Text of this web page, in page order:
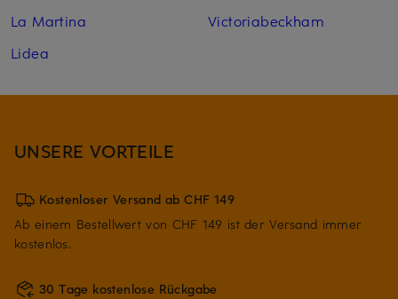
La Martina
Lidea
Victoriabeckham
UNSERE VORTEILE
Kostenloser Versand ab CHF 149
Ab einem Bestellwert von CHF 149 ist der Versand immer
kostenlos.
30 Tage kostenlose Rückgabe